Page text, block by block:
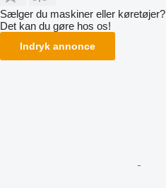
Sælger du maskiner eller køretøjer?
Det kan du gøre hos os!
Indryk annonce